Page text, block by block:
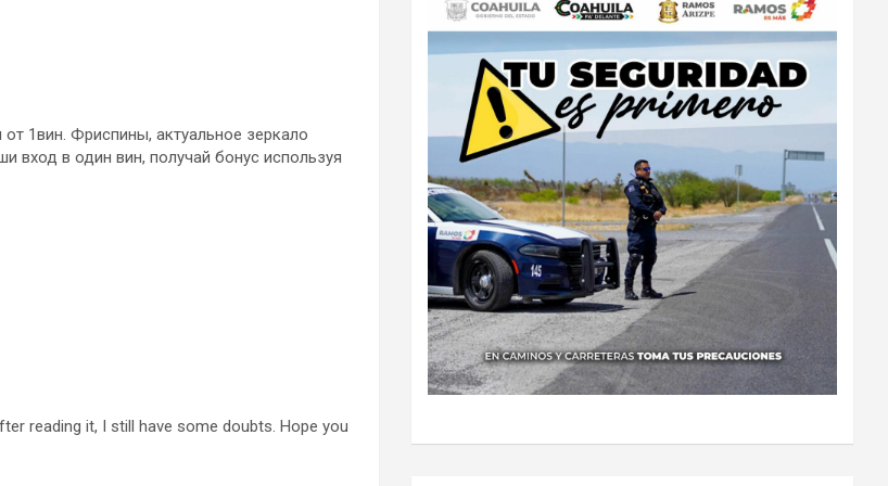
1вин. Фриспины, актуальное зеркало
вход в один вин, получай бонус используя
reading it, I still have some doubts. Hope you